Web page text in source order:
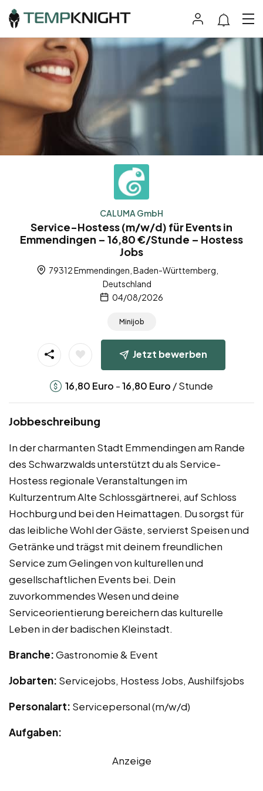
CALUMA GmbH
Service-Hostess (m/w/d) für Events in
Emmendingen – 16,80 €/Stunde – Hostess
Jobs
79312 Emmendingen, Baden-Württemberg,
Deutschland
04/08/2026
Minijob
Jetzt bewerben
16,80 Euro -16,80 Euro / Stunde
Jobbeschreibung
In der charmanten Stadt Emmendingen am Rande
des Schwarzwalds unterstützt du als Service-
Hostess regionale Veranstaltungen im
Kulturzentrum Alte Schlossgärtnerei, auf Schloss
Hochburg und bei den Heimattagen. Du sorgst für
das leibliche Wohl der Gäste, servierst Speisen und
Getränke und trägst mit deinem freundlichen
Service zum Gelingen von kulturellen und
gesellschaftlichen Events bei. Dein
zuvorkommendes Wesen und deine
Serviceorientierung bereichern das kulturelle
Leben in der badischen Kleinstadt.
Branche:Gastronomie & Event
Jobarten: Servicejobs, Hostess Jobs, Aushilfsjobs
Personalart: Servicepersonal (m/w/d)
Aufgaben:
Anzeige